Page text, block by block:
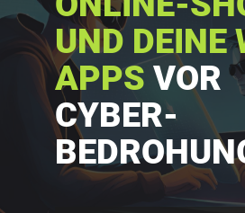
UND DEINE
APPS VOR
CYBER-